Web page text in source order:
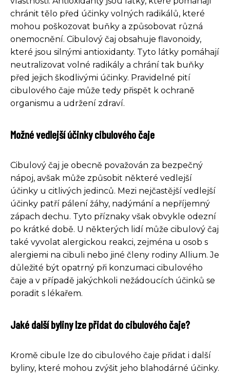
chránit tělo před účinky volných radikálů, které
mohou poškozovat buňky a způsobovat různá
onemocnění. Cibulový čaj obsahuje flavonoidy,
které jsou silnými antioxidanty. Tyto látky pomáhají
neutralizovat volné radikály a chrání tak buňky
před jejich škodlivými účinky. Pravidelné pití
cibulového čaje může tedy přispět k ochraně
organismu a udržení zdraví.
Možné vedlejší účinky cibulového čaje
Cibulový čaj je obecně považován za bezpečný
nápoj, avšak může způsobit některé vedlejší
účinky u citlivých jedinců. Mezi nejčastější vedlejší
účinky patří pálení žáhy, nadýmání a nepříjemný
zápach dechu. Tyto příznaky však obvykle odezní
po krátké době. U některých lidí může cibulový čaj
také vyvolat alergickou reakci, zejména u osob s
alergiemi na cibuli nebo jiné členy rodiny Allium. Je
důležité být opatrný při konzumaci cibulového
čaje a v případě jakýchkoli nežádoucích účinků se
poradit s lékařem.
Jaké další byliny lze přidat do cibulového čaje?
Kromě cibule lze do cibulového čaje přidat i další
byliny, které mohou zvýšit jeho blahodárné účinky.